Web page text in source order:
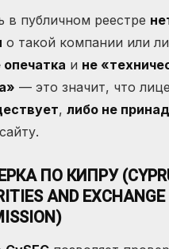
в публичном реестре
о такой компании или
опечатка и не
— это значит, что
, либо не
ПО КИПРУ
AND EXCHANGE